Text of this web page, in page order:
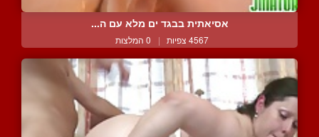
אסיאתית בבגד ים מלא עם ה...
4567 צפיות | 0 המלצות